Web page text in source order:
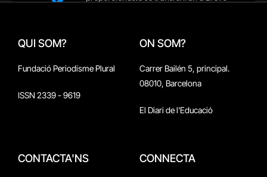
QUI SOM?
Fundació Periodisme Plural
ISSN 2339 - 9619
ON SOM?
Carrer Bailén 5, principal.
08010, Barcelona
El Diari de l'Educació
CONTACTA'NS CONNECTA